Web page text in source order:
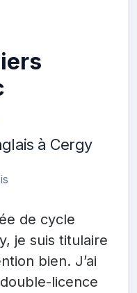
à Cergy
de cycle
je suis titulaire
bien. J’ai
licence